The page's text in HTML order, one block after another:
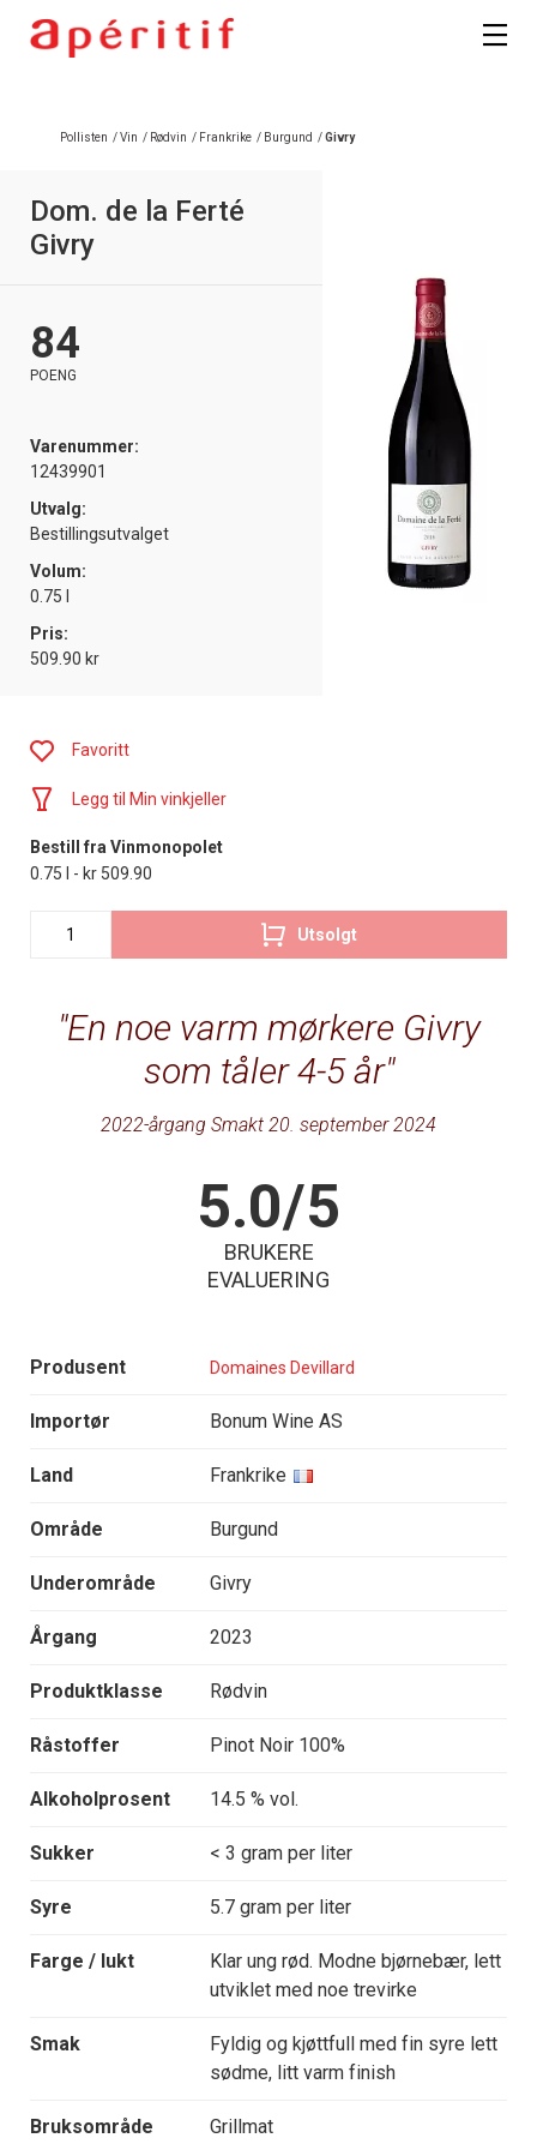
Pollisten /Vin / Rødvin / Frankrike / Burgund /Givry
Dom. de la Ferté
Givry
84
POENG
Varenummer:
12439901
Utvalg:
Bestillingsutvalget
Volum:
0.75 l
Pris:
509.90 kr
En noe varm mørkere Givry
som tåler 4-5 år
2022-årgang Smakt 20. september 2024
5.0/5
BRUKERE
EVALUERING
Produsent Domaines Devillard
Importør Bonum Wine AS
Land Frankrike
Område Burgund
Underområde Givry
Årgang 2023
Produktklasse Rødvin
Råstoffer Pinot Noir 100%
Alkoholprosent 14.5 % vol.
Sukker < 3 gram per liter
Syre 5.7 gram per liter
Farge / lukt
Klar ung rød. Modne bjørnebær, lett
utviklet med noe trevirke
Smak
Fyldig og kjøttfull med fin syre lett
sødme, litt varm finish
Bruksområde Grillmat
Favoritt
Legg til Min vinkjeller
Bestill fra Vinmonopolet
0.75 l - kr 509.90
Utsolgt